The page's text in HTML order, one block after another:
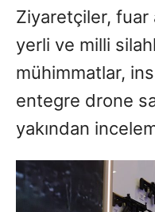
Ziyaretçiler, fuar
yerli ve milli
mühimmatlar,
entegre drone
yakından